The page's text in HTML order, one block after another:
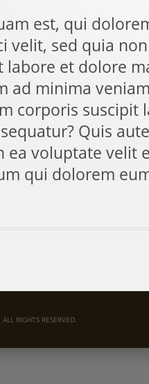
est, qui
velit, sed quia
et dolore
ad minima
corporis suscipit
Quis
ea voluptate velit
qui dolorem
. ALL RIGHTS RESERVED.